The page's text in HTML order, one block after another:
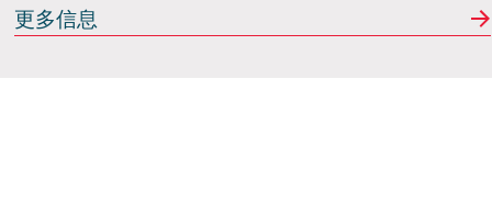
Italdesign
更多信息